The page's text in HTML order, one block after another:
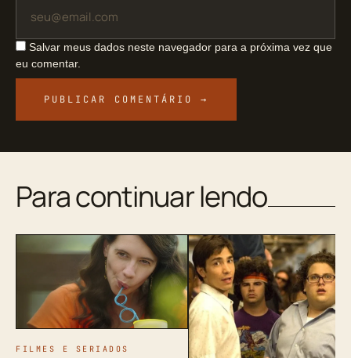
Salvar meus dados neste navegador para a próxima vez que
eu comentar.
Para continuar lendo
FILMES E SERIADOS